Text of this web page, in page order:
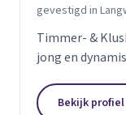
gevestigd in
Timmer- &
jong en
gestart en is
Bekijk profiel